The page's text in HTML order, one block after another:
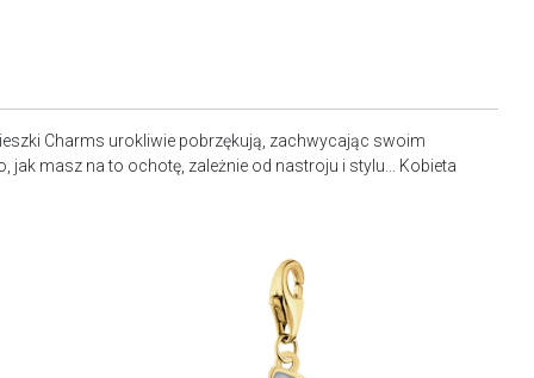
Charms urokliwie pobrzękują, zachwycając swoim
masz na to ochotę, zależnie od nastroju i stylu... Kobieta